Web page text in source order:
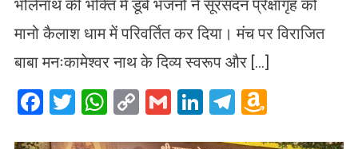
भोलेनाथ की भक्ति में डूबे भजनों ने सूरसदन प्रेक्षागृह को
मानो कैलाश धाम में परिवर्तित कर दिया। मंच पर विराजित
बाबा मनःकामेश्वर नाथ के दिव्य स्वरूप और […]
Facebook
Twitter
WhatsApp
CopyGmailLinkedIn
Telegram